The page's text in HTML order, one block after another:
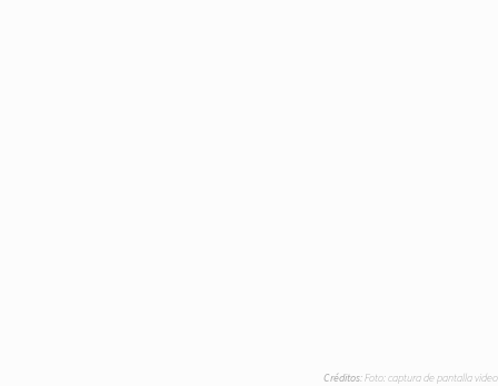
Créditos:Foto: captura de pantalla video